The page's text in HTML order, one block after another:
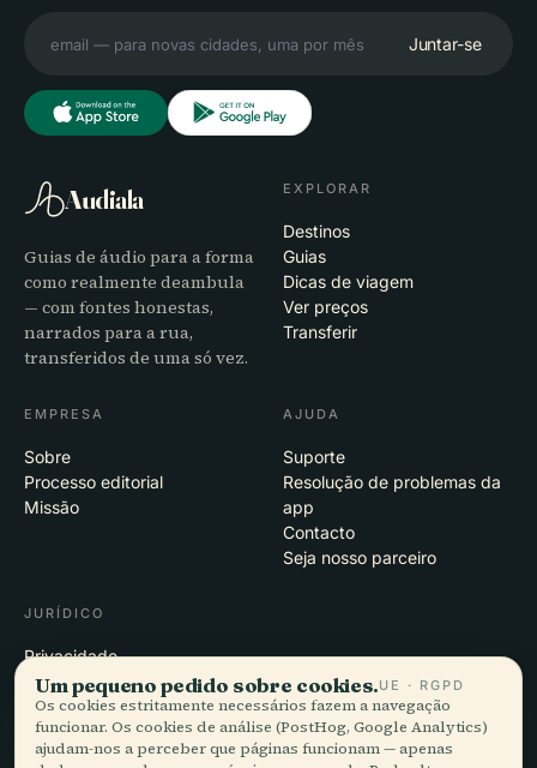
Juntar-se
Audiala
Guias de áudio para a forma
como realmente deambula
— com fontes honestas,
narrados para a rua,
transferidos de uma só vez.
EXPLORAR
Destinos
Guias
Dicas de viagem
Ver preços
Transferir
EMPRESA
Sobre
Processo editorial
Missão
AJUDA
Suporte
Resolução de problemas da
app
Contacto
Seja nosso parceiro
JURÍDICO
Privacidade
Termos
Definições de cookies
Eliminar conta
Um pequeno pedido sobre cookies.UE · RGPD
Os cookies estritamente necessários fazem a navegação
funcionar. Os cookies de análise (PostHog, Google Analytics)
ajudam-nos a perceber que páginas funcionam — apenas